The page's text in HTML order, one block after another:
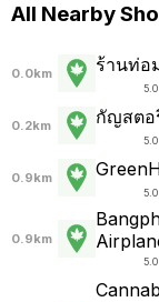
All Nearby
0.0km ร้านท่อ
0.2km กัญสตอ
0.9km
0.9km